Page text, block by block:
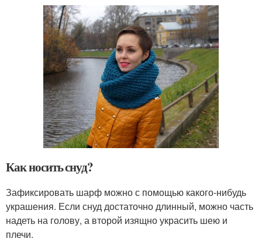
Как носить снуд?
Зафиксировать шарф можно с помощью какого-нибудь
украшения. Если снуд достаточно длинный, можно часть
надеть на голову, а второй изящно украсить шею и
плечи.